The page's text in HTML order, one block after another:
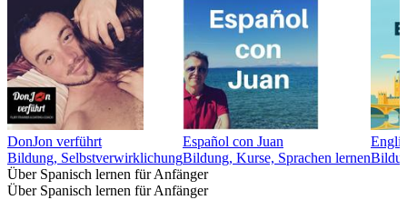
DonJon verführt
Bildung, Selbstverwirklichung
Español con Juan
Bildung, Kurse, Sprachen lernen
Über Spanisch lernen für Anfänger
Über Spanisch lernen für Anfänger